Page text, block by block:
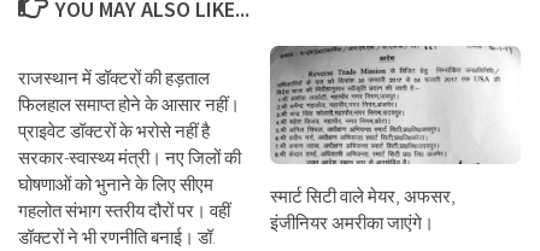
YOU MAY ALSO LIKE...
राजस्थान में डॉक्टरों की हड़ताल
फिलहाल समाप्त होने के आसार नहीं।
प्राइवेट डॉक्टरों के भरोसे नहीं है
सरकार-स्वास्थ्य मंत्री। नए जिलों की
घोषणाओं को भुनाने के लिए सीएम
गहलोत संभाग स्तरीय दौरों पर। वहीं
डॉक्टरों ने भी रणनीति बनाई। डॉ.
स्मार्ट सिटी वाले मेयर, अफसर,
इंजीनियर अमरीका जाएंगे।